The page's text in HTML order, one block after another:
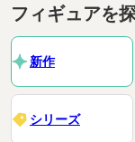
フィギュアを
新作
シリーズ